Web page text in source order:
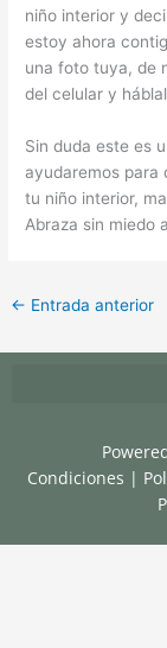
niño interior y
estoy ahora
una foto tuya, de
del celular y
Sin duda este es
ayudaremos para
tu niño interior,
Abraza sin miedo
← Entrada anterior
Condiciones |